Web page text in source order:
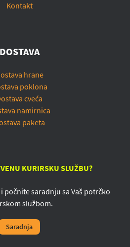
Kontakt
DOSTAVA
hrane
poklona
cveća
namirnica
paketa
KURIRSKU SLUŽBU?
saradnju sa Vaš potrčko
službom.
Saradnja